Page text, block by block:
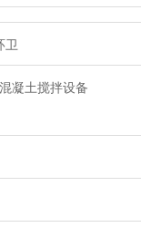
卫
混凝土搅拌设备